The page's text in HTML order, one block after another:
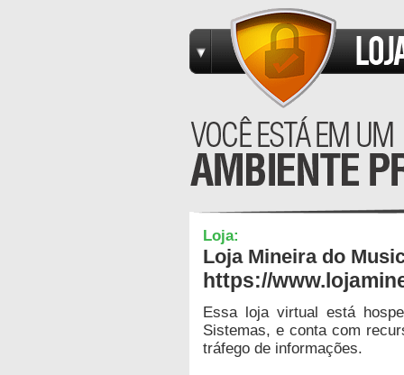
Loja:
Loja Mineira do
https://
Essa loja virtual está
Sistemas, e conta com
tráfego de informações.